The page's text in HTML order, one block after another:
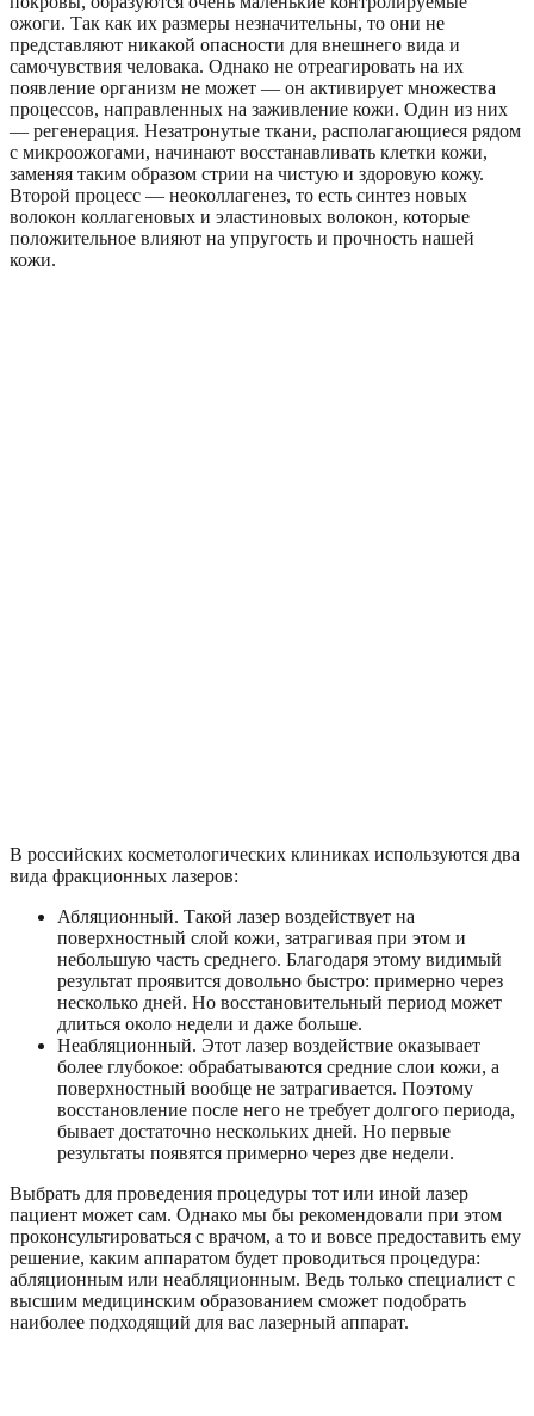
ожоги. Так как их размеры незначительны, то они не
представляют никакой опасности для внешнего вида и
самочувствия человака. Однако не отреагировать на их
появление организм не может — он активирует множества
процессов, направленных на заживление кожи. Один из них
— регенерация. Незатронутые ткани, располагающиеся рядом
с микроожогами, начинают восстанавливать клетки кожи,
заменяя таким образом стрии на чистую и здоровую кожу.
Второй процесс — неоколлагенез, то есть синтез новых
волокон коллагеновых и эластиновых волокон, которые
положительное влияют на упругость и прочность нашей
кожи.
В российских косметологических клиниках используются два
вида фракционных лазеров:
Абляционный. Такой лазер воздействует на
поверхностный слой кожи, затрагивая при этом и
небольшую часть среднего. Благодаря этому видимый
результат проявится довольно быстро: примерно через
несколько дней. Но восстановительный период может
длиться около недели и даже больше.
Неабляционный. Этот лазер воздействие оказывает
более глубокое: обрабатываются средние слои кожи, а
поверхностный вообще не затрагивается. Поэтому
восстановление после него не требует долгого периода,
бывает достаточно нескольких дней. Но первые
результаты появятся примерно через две недели.
Выбрать для проведения процедуры тот или иной лазер
пациент может сам. Однако мы бы рекомендовали при этом
проконсультироваться с врачом, а то и вовсе предоставить ему
решение, каким аппаратом будет проводиться процедура:
абляционным или неабляционным. Ведь только специалист с
высшим медицинским образованием сможет подобрать
наиболее подходящий для вас лазерный аппарат.